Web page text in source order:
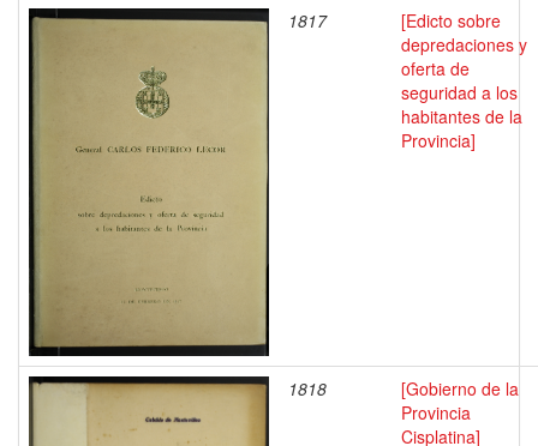
1817
[Edicto sobre
depredaciones y
oferta de
seguridad a los
habitantes de la
Provincia]
1818
[Gobierno de la
Provincia
Cisplatina]